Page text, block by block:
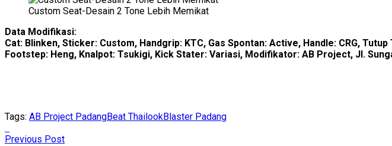
Custom Seat-Desain 2 Tone Lebih Memikat
Data Modifikasi:
Cat: Blinken, Sticker: Custom, Handgrip: KTC, Gas Spontan: Active, Handle: CRG,
Footstep: Heng, Knalpot: Tsukigi, Kick Stater: Variasi, Modifikator: AB Project, Jl.
Tags: AB Project PadangBeat ThailookBlaster Padang
Previous Post